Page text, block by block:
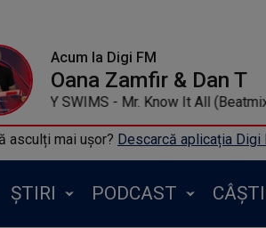
Acum la Digi FM
Oana Zamfir & Dan T
TEDDY SWIMS - Mr. Know It All
asculți mai ușor? Descarcă aplicația Digi
ȘTIRI PODCAST